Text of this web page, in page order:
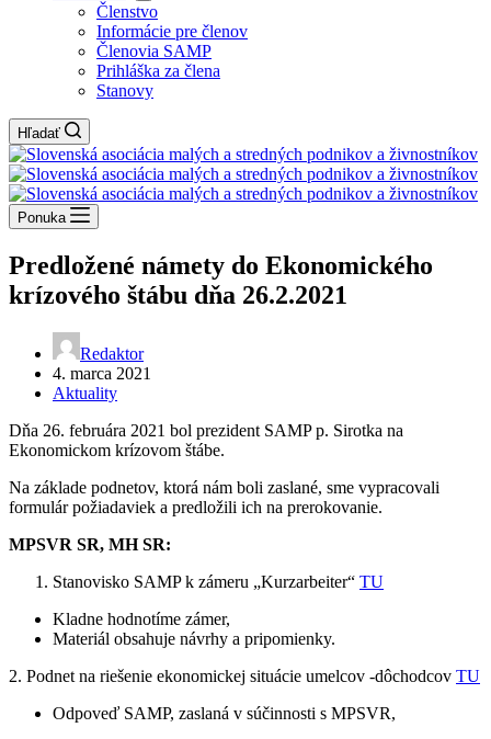
Členstvo
Informácie pre členov
Členovia SAMP
Prihláška za člena
Stanovy
Hľadať
Ponuka
Predložené námety do Ekonomického
krízového štábu dňa 26.2.2021
Redaktor
4. marca 2021
Aktuality
Dňa 26. februára 2021 bol prezident SAMP p. Sirotka na
Ekonomickom krízovom štábe.
Na základe podnetov, ktorá nám boli zaslané, sme vypracovali
formulár požiadaviek a predložili ich na prerokovanie.
MPSVR SR, MH SR:
Stanovisko SAMP k zámeru „Kurzarbeiter“ TU
Kladne hodnotíme zámer,
Materiál obsahuje návrhy a pripomienky.
2. Podnet na riešenie ekonomickej situácie umelcov -dôchodcov TU
Odpoveď SAMP, zaslaná v súčinnosti s MPSVR,